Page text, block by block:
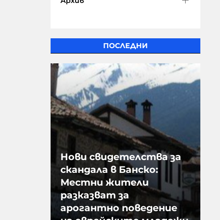
ПОСЛЕДНИ
Нови свидетелства за
скандала в Банско:
Местни жители
разказват за
арогантно поведение